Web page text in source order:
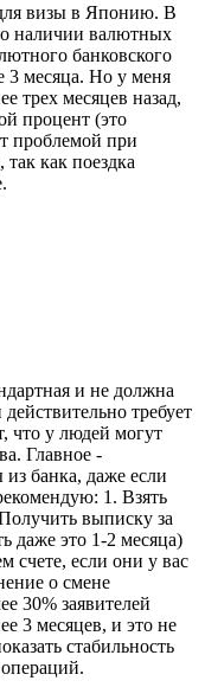
визы в Японию. В
о наличии валютных
банковского
3 месяца. Но у меня
трех месяцев назад,
процент (это
проблемой при
как поездка
и не должна
требует
что у людей могут
Главное -
банка, даже если
1. Взять
выписку за
даже это 1-2 месяца)
если они у вас
о смене
30% заявителей
3 месяцев, и это не
стабильность